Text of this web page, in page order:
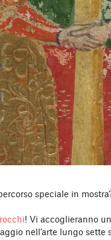
speciale in
! Vi accoglieranno
nell’arte lungo sette